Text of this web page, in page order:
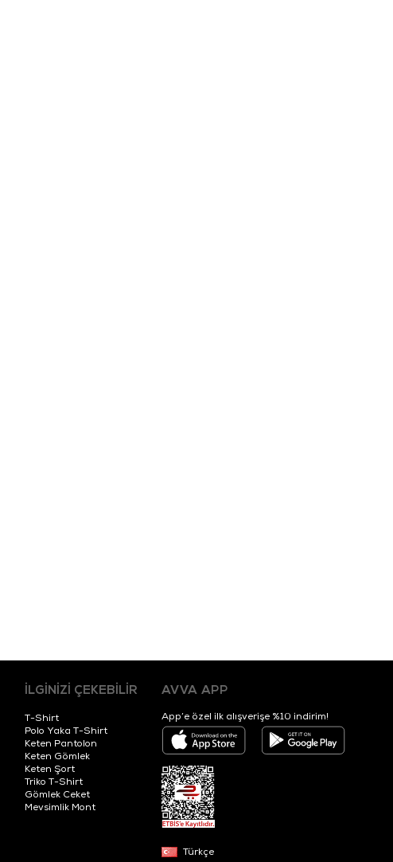
İLGİNİZİ ÇEKEBİLİR
T-Shirt
Polo Yaka T-Shirt
Keten Pantolon
Keten Gömlek
Keten Şort
Triko T-Shirt
Gömlek Ceket
Mevsimlik Mont
AVVA APP
App’e özel ilk alışverişe %10 indirim!
Türkçe